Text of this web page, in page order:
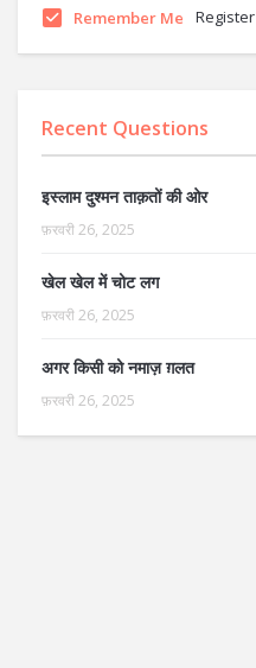
Remember Me Register
Recent Questions
इस्लाम दुश्मन ताक़तों की ओर
फ़रवरी 26, 2025
खेल खेल में चोट लग
फ़रवरी 26, 2025
अगर किसी को नमाज़ ग़लत
फ़रवरी 26, 2025